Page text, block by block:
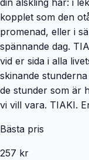
kopplet som den
promenad, eller i
spännande dag.
vid er sida i alla
skinande
de stunder som är
vi vill vara. TIAKI.
Bästa pris
257 kr